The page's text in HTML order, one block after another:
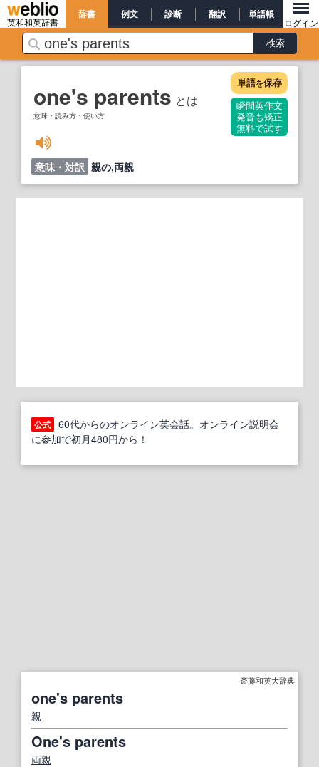
英和和英辞書
辞書 例文 診断 翻訳 単語帳
ログイン
one's parents とは
意味・読み方・使い方
単語を保存
瞬間英作文
発音も矯正
無料で試す
意味・対訳 親の,両親
公式 60代からのオンライン英会話。オンライン説明会
に参加で初月480円から！
斎藤和英大辞典
one's parents
親
One's parents
両親